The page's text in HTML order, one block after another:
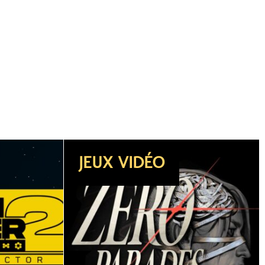
DOSSIER
JEUX VIDÉO